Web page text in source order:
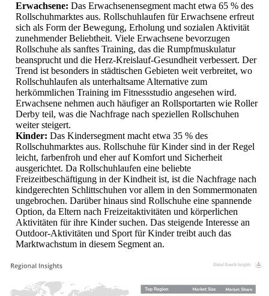
Erwachsene: Das Erwachsenensegment macht etwa 65 % des
Rollschuhmarktes aus. Rollschuhlaufen für Erwachsene erfreut
sich als Form der Bewegung, Erholung und sozialen Aktivität
zunehmender Beliebtheit. Viele Erwachsene bevorzugen
Rollschuhe als sanftes Training, das die Rumpfmuskulatur
beansprucht und die Herz-Kreislauf-Gesundheit verbessert. Der
Trend ist besonders in städtischen Gebieten weit verbreitet, wo
Rollschuhlaufen als unterhaltsame Alternative zum
herkömmlichen Training im Fitnessstudio angesehen wird.
Erwachsene nehmen auch häufiger an Rollsportarten wie Roller
Derby teil, was die Nachfrage nach speziellen Rollschuhen
weiter steigert.
Kinder: Das Kindersegment macht etwa 35 % des
Rollschuhmarktes aus. Rollschuhe für Kinder sind in der Regel
leicht, farbenfroh und eher auf Komfort und Sicherheit
ausgerichtet. Da Rollschuhlaufen eine beliebte
Freizeitbeschäftigung in der Kindheit ist, ist die Nachfrage nach
kindgerechten Schlittschuhen vor allem in den Sommermonaten
ungebrochen. Darüber hinaus sind Rollschuhe eine spannende
Option, da Eltern nach Freizeitaktivitäten und körperlichen
Aktivitäten für ihre Kinder suchen. Das steigende Interesse an
Outdoor-Aktivitäten und Sport für Kinder treibt auch das
Marktwachstum in diesem Segment an.